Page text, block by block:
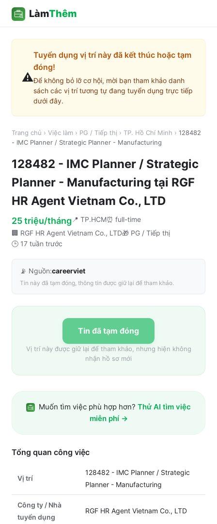
LàmThêm
⚠️
Tuyển dụng vị trí này đã kết thúc hoặc tạm
đóng!
Để không bỏ lỡ cơ hội, mời bạn tham khảo danh
sách các vị trí tương tự đang tuyển dụng trực tiếp
dưới đây.
Trang chủ › Việc làm › PG / Tiếp thị › TP. Hồ Chí Minh › 128482
- IMC Planner / Strategic Planner - Manufacturing
128482 - IMC Planner / Strategic
Planner - Manufacturing tại RGF
HR Agent Vietnam Co., LTD
25 triệu/tháng 📍 TP.HCM⏰ full-time
🏢 RGF HR Agent Vietnam Co., LTD🎁 PG / Tiếp thị
🕒 17 tuần trước
📡 Nguồn:careerviet
Tin này đã tạm đóng, thông tin được giữ lại để tham khảo.
Tin đã tạm đóng
Vị trí này được giữ lại để tham khảo, nhưng hiện không
nhận hồ sơ mới
Muốn tìm việc phù hợp hơn? Thử AI tìm việc
miễn phí →
Tổng quan công việc
Vị trí
128482 - IMC Planner / Strategic
Planner - Manufacturing
Công ty / Nhà
tuyển dụng
RGF HR Agent Vietnam Co., LTD